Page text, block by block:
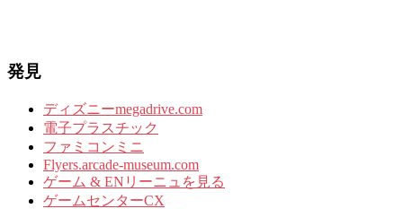
発見
ディズニーmegadrive.com
電子プラスチック
ファミコンミニ
Flyers.arcade-museum.com
ゲーム & ENリーニュを見る
ゲームセンターCX